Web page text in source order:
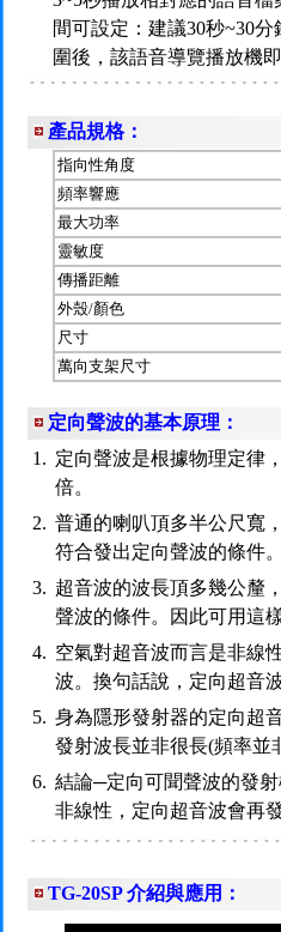
間可設定：建議30秒~30
圍後，該語音導覽播放機
產品規格：
指向性角度
頻率響應
最大功率
靈敏度
傳播距離
外殼/顏色
尺寸
萬向支架尺寸
定向聲波的基本原理：
1. 定向聲波是根據物理定律
倍。
2. 普通的喇叭頂多半公尺寬
符合發出定向聲波的條件。
3. 超音波的波長頂多幾公釐
聲波的條件。因此可用這
4. 空氣對超音波而言是非線
波。換句話說，定向超音
5. 身為隱形發射器的定向超
發射波長並非很長(頻率並
6. 結論─定向可聞聲波的發
非線性，定向超音波會再
TG-20SP 介紹與應用：